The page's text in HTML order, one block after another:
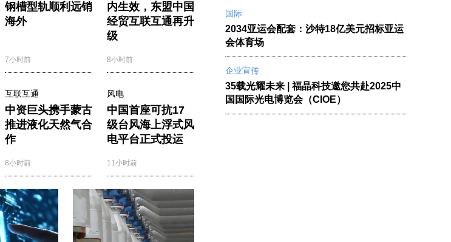
钢槽型轨顺利远销
海外
7小时前
内生效，东盟中国
经贸互联互通再升
级
8小时前
互联互通
中资巨头携手蒙古
推进液化天然气合
作
8小时前
风电
中国首座可抗17
级台风海上浮式风
电平台正式投运
11小时前
国际
2034亚运会配套：沙特18亿美元招标亚运
会体育场
企业宣传
35载光耀未来 | 福晶科技邀您共赴2025中
国国际光电博览会（CIOE）